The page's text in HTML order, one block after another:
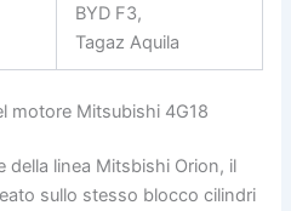
BYD F3,
Tagaz Aquila
motore Mitsubishi 4G18
della linea Mitsbishi Orion, il
sullo stesso blocco cilindri